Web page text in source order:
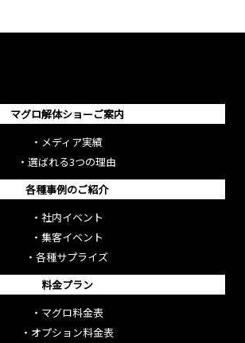
マグロ解体ショーご案内
・ メディア実績
・ 選ばれる3つの理由
各種事例のご紹介
・ 社内イベント
・ 集客イベント
・ 各種サプライズ
料金プラン
・ マグロ料金表
・ オプション料金表